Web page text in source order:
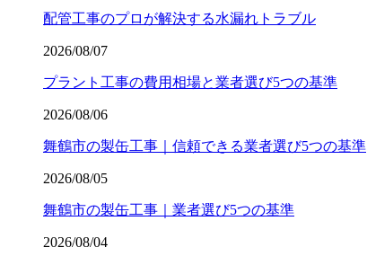
配管工事のプロが解決する水漏れトラブル
2026/08/07
プラント工事の費用相場と業者選び5つの基準
2026/08/06
舞鶴市の製缶工事｜信頼できる業者選び5つの基準
2026/08/05
舞鶴市の製缶工事｜業者選び5つの基準
2026/08/04